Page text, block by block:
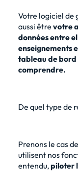
Votre logiciel de
aussi être votre
données entre
enseignements
tableau de bord
comprendre.
De quel type de
Prenons le cas
utilisent nos
entendu,piloter